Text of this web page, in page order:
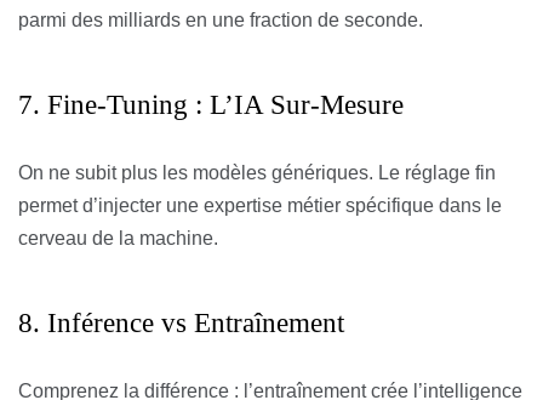
parmi des milliards en une fraction de seconde.
7. Fine-Tuning : L’IA Sur-Mesure
On ne subit plus les modèles génériques. Le réglage fin
permet d’injecter une expertise métier spécifique dans le
cerveau de la machine.
8. Inférence vs Entraînement
Comprenez la différence : l’entraînement crée l’intelligence